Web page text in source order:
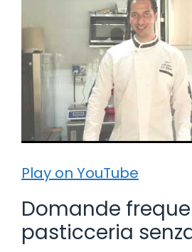
Play on YouTube
Domande
pasticceria